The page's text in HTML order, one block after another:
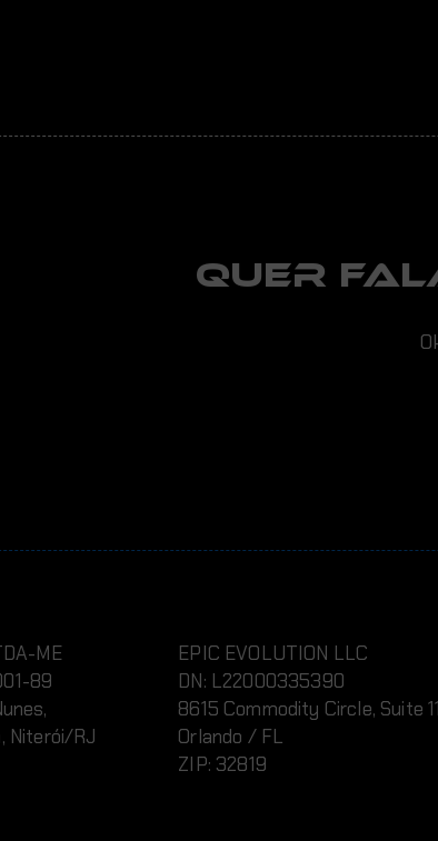
Quer
ME
89
Niterói/RJ
EPIC EVOLUTION LLC
DN: L22000335390
8615 Commodity Circle, Suite
Orlando / FL
ZIP: 32819